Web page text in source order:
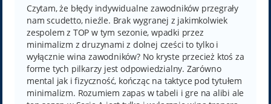
t
Czytam, że błędy indywidualne zawodników przegrały
nam scudetto, nieźle. Brak wygranej z jakimkolwiek
zespolem z TOP w tym sezonie, wpadki przez
minimalizm z druzynami z dolnej cześci to tylko i
wyłącznie wina zawodników? No kryste przecież ktoś za
forme tych pilkarzy jest odpowiedzialny. Zarówno
mental jak i fizyczność, kończąc na taktyce pod tytułem
minimalizm. Rozumiem zapas w tabeli i gre na alibi ale